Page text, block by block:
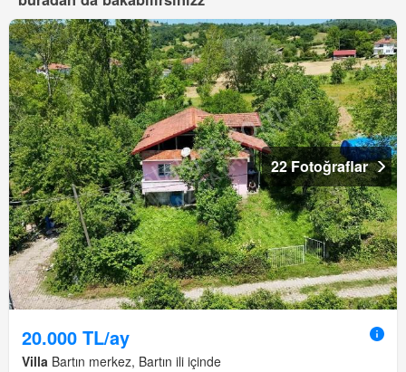
22 Fotoğraflar
20.000 TL/ay
Villa Bartın merkez, Bartın ili içinde